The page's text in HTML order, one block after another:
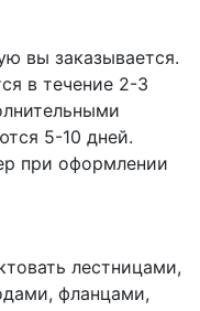
вы заказывается.
в течение 2-3
5-10 дней.
при оформлении
лестницами,
фланцами,